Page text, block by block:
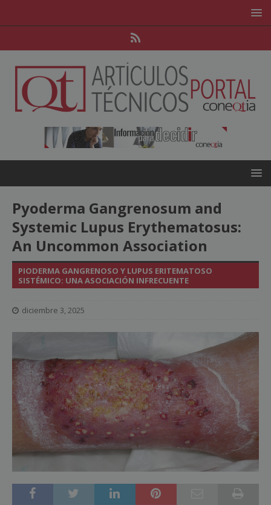
Pyoderma Gangrenosum and
Systemic Lupus Erythematosus:
An Uncommon Association
PIODERMA GANGRENOSO Y LUPUS ERITEMATOSO
SISTÉMICO: UNA ASOCIACIÓN INFRECUENTE
diciembre 3, 2025